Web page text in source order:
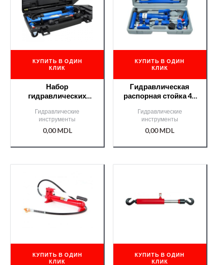
КУПИТЬ В ОДИН
КЛИК
Набор
гидравлических
10Т на колесах
/G02145/
Гидравлические
инструменты
0,00MDL
КУПИТЬ В ОДИН
КЛИК
Гидравлическая
распорная стойка 4Т
Гидравлические
инструменты
0,00MDL
КУПИТЬ В ОДИН
КЛИК
КУПИТЬ В ОДИН
КЛИК